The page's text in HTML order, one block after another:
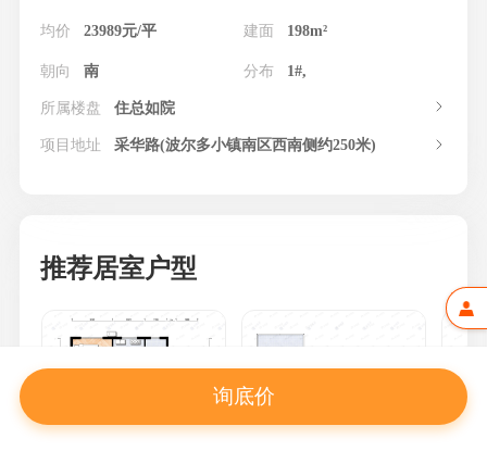
均价 23989元/平 建面 198m²
朝向 南 分布 1#,
所属楼盘 住总如院
项目地址 采华路(波尔多小镇南区西南侧约250米)
推荐居室户型
询底价